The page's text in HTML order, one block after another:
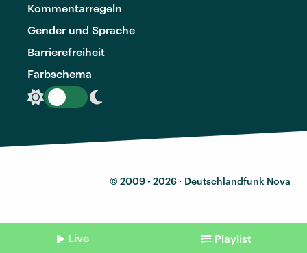
Kommentarregeln
Gender und Sprache
Barrierefreiheit
Farbschema
© 2009 - 2026 · Deutschlandfunk Nova
Live Playlist